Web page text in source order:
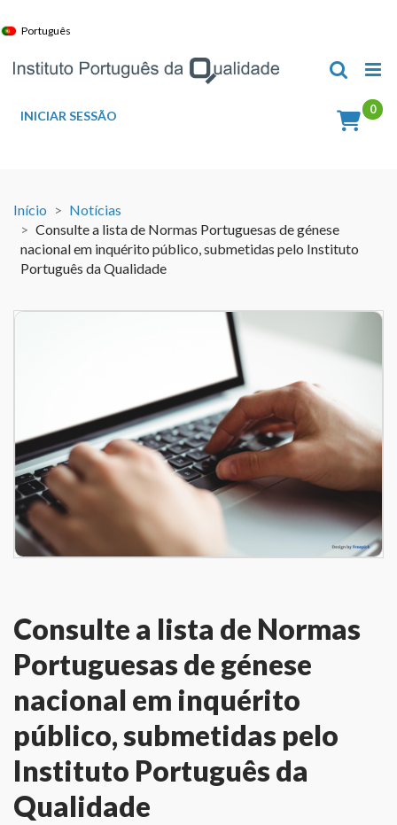
to
Português
INICIAR SESSÃO
Início
Notícias
Consulte a lista de Normas Portuguesas de génese
nacional em inquérito público, submetidas pelo Instituto
Português da Qualidade
View
Consulte a lista de Normas
Portuguesas de génese
nacional em inquérito
público, submetidas pelo
Instituto Português da
Qualidade